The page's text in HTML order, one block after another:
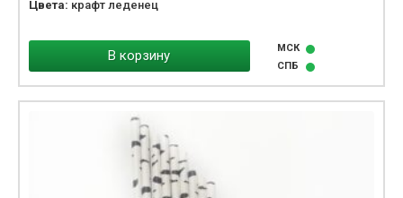
Цвета: крафт леденец
В корзину
МСК
СПБ